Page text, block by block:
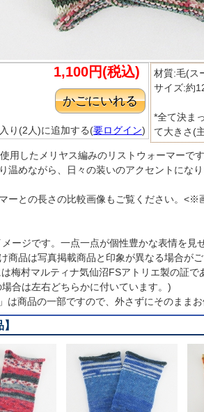
1,100円(税込)
り(2人)に追加する(要ログイン)
材質:毛(ス
サイズ:約
*全て決ま
て大きさ(
用したメリヤス編みのリストウォーマーです
温めながら、日々の装いのアクセントになり
ーとの長さの比較画像もご覧ください。<※
ージです。一点一点が個性豊かな表情を見
商品は写真掲載商品と印象が異なる場合がご
梅村マルティナ気仙沼FSアトリエ製の証で
合は左右どちらかに付いています。)
は商品の一部ですので、外さずにそのままお